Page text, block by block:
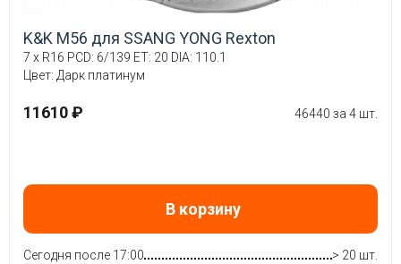
K&K M56 для SSANG YONG Rexton
7 x R16 PCD: 6/139 ET: 20 DIA: 110.1
Цвет: Дарк платинум
11610 ₽ 46440 за 4 шт.
В корзину
Сегодня после 17:00 > 20 шт.